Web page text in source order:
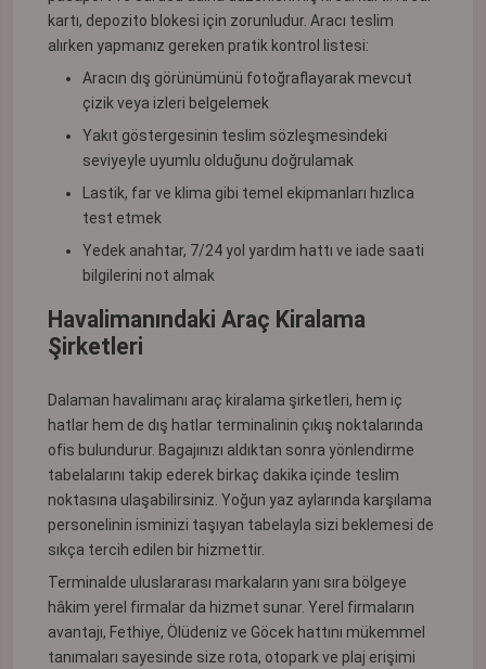
kartı, depozito blokesi için zorunludur. Aracı teslim
alırken yapmanız gereken pratik kontrol listesi:
Aracın dış görünümünü fotoğraflayarak mevcut
çizik veya izleri belgelemek
Yakıt göstergesinin teslim sözleşmesindeki
seviyeyle uyumlu olduğunu doğrulamak
Lastik, far ve klima gibi temel ekipmanları hızlıca
test etmek
Yedek anahtar, 7/24 yol yardım hattı ve iade saati
bilgilerini not almak
Havalimanındaki Araç Kiralama
Şirketleri
Dalaman havalimanı araç kiralama şirketleri, hem iç
hatlar hem de dış hatlar terminalinin çıkış noktalarında
ofis bulundurur. Bagajınızı aldıktan sonra yönlendirme
tabelalarını takip ederek birkaç dakika içinde teslim
noktasına ulaşabilirsiniz. Yoğun yaz aylarında karşılama
personelinin isminizi taşıyan tabelayla sizi beklemesi de
sıkça tercih edilen bir hizmettir.
Terminalde uluslararası markaların yanı sıra bölgeye
hâkim yerel firmalar da hizmet sunar. Yerel firmaların
avantajı, Fethiye, Ölüdeniz ve Göcek hattını mükemmel
tanımaları sayesinde size rota, otopark ve plaj erişimi